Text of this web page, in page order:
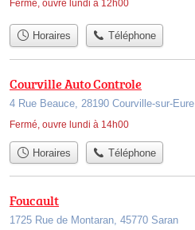
Fermé, ouvre lundi à 12h00
Horaires Téléphone
Courville Auto Controle
4 Rue Beauce, 28190 Courville-sur-Eure
Fermé, ouvre lundi à 14h00
Horaires Téléphone
Foucault
1725 Rue de Montaran, 45770 Saran